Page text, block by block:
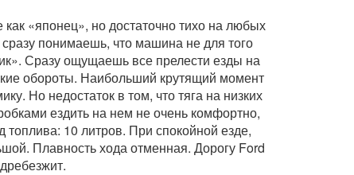
«японец», но достаточно тихо на любых
понимаешь, что машина не для того
Сразу ощущаешь все прелести езды на
обороты. Наибольший крутящий момент
Но недостаток в том, что тяга на низких
ездить на нем не очень комфортно,
10 литров. При спокойной езде,
Плавность хода отменная. Дорогу Ford